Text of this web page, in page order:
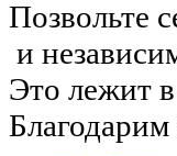
Позвольте
и
Это лежит
Благодарим